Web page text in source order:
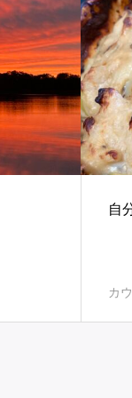
自
カ